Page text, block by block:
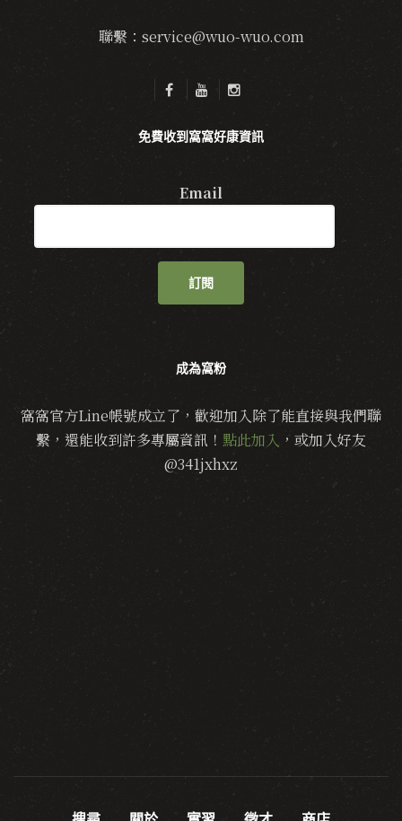
聯繫：service@wuo-wuo.com
免費收到窩窩好康資訊
Email
訂閱
成為窩粉
窩窩官方Line帳號成立了，歡迎加入除了能直接與我們聯
繫，還能收到許多專屬資訊！ 點此加入 ，或加入好友
@341jxhxz